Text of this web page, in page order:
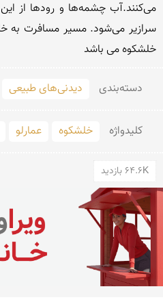
سرازیر می‌شود. مسیر
خلشکوه می باشد
دسته‌بندی دیدنی‌های طبیعی
کلید‌واژه خلشکوه عمارلو
64.6K بازدید